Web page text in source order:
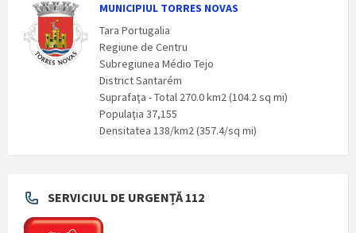
MUNICIPIUL TORRES NOVAS
Tara Portugalia
Regiune de Centru
Subregiunea Médio Tejo
District Santarém
Suprafaţa - Total 270.0 km2 (104.2 sq mi)
Populaţia 37,155
Densitatea 138/km2 (357.4/sq mi)
SERVICIUL DE URGENȚĂ 112